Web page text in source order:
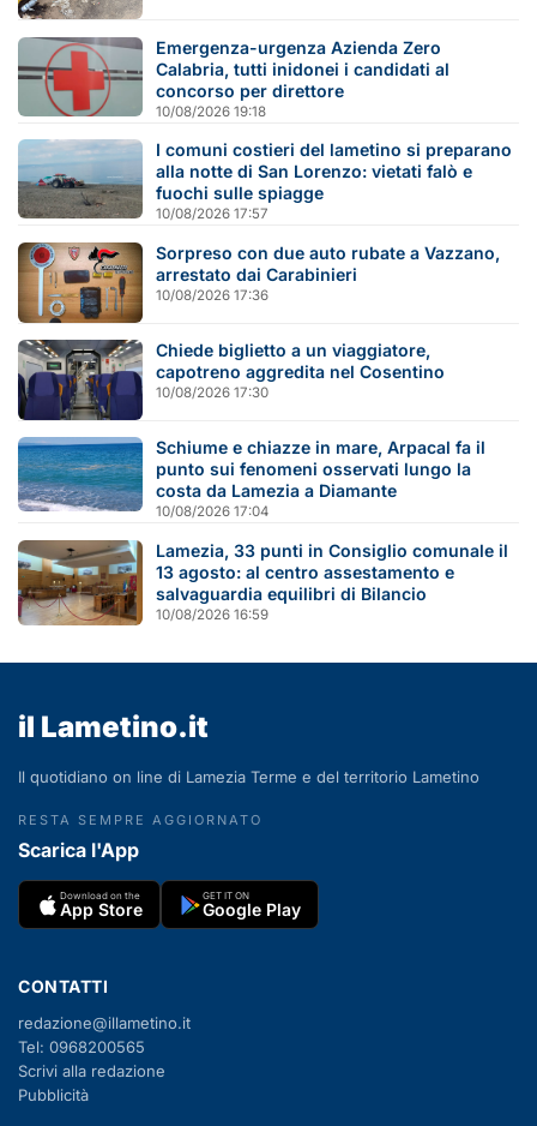
Emergenza-urgenza Azienda Zero
Calabria, tutti inidonei i candidati al
concorso per direttore
10/08/2026 19:18
I comuni costieri del lametino si preparano
alla notte di San Lorenzo: vietati falò e
fuochi sulle spiagge
10/08/2026 17:57
Sorpreso con due auto rubate a Vazzano,
arrestato dai Carabinieri
10/08/2026 17:36
Chiede biglietto a un viaggiatore,
capotreno aggredita nel Cosentino
10/08/2026 17:30
Schiume e chiazze in mare, Arpacal fa il
punto sui fenomeni osservati lungo la
costa da Lamezia a Diamante
10/08/2026 17:04
Lamezia, 33 punti in Consiglio comunale il
13 agosto: al centro assestamento e
salvaguardia equilibri di Bilancio
10/08/2026 16:59
il Lametino.it
Il quotidiano on line di Lamezia Terme e del territorio Lametino
RESTA SEMPRE AGGIORNATO
Scarica l'App
Download on the
App Store
GET IT ON
Google Play
CONTATTI
redazione@illametino.it
Tel: 0968200565
Scrivi alla redazione
Pubblicità